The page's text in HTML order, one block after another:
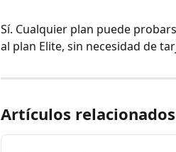
Sí. Cualquier plan puede
al plan Elite, sin necesidad de
Artículos relacionados